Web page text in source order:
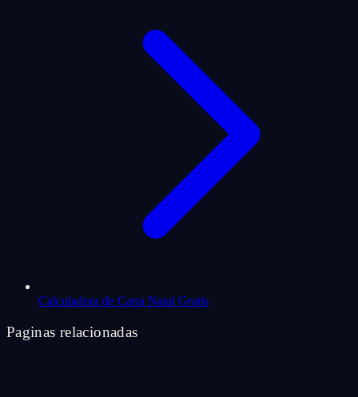
Calculadora de Carta Natal Gratis
Paginas relacionadas